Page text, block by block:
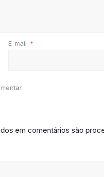
E-mail *
em comentários são